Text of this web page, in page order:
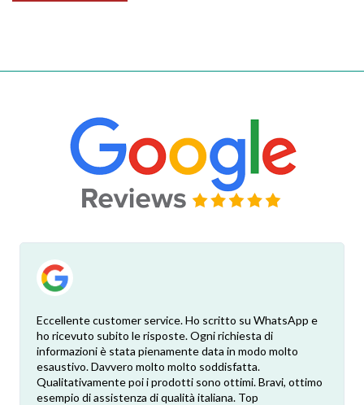
Eccellente customer service. Ho scritto su WhatsApp e
ho ricevuto subito le risposte. Ogni richiesta di
informazioni è stata pienamente data in modo molto
esaustivo. Davvero molto molto soddisfatta.
Qualitativamente poi i prodotti sono ottimi. Bravi, ottimo
esempio di assistenza di qualità italiana. Top